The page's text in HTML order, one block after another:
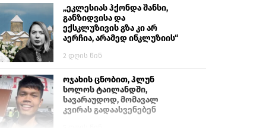
„ეკლესიას ჰქონდა შანსი,
განზიდვისა და
ექსკლუზივის გზა კი არ
აერჩია, არამედ ინკლუზიის“
2 დღის წინ
ოჯახის ცნობით, ჰლუნ
სოლოს ტაილანდში,
სავარაუდოდ, მომავალ
კვირას გადაასვენებენ